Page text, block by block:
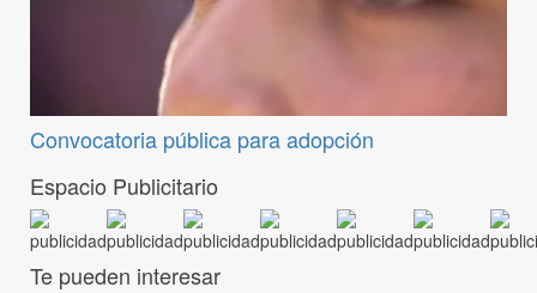
Convocatoria pública para adopción
Espacio Publicitario
Te pueden interesar